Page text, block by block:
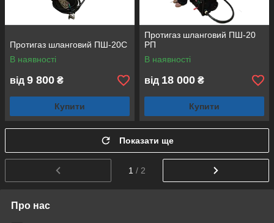
Протигаз шланговий ПШ-20С
В наявності
від 9 800 ₴
Купити
Протигаз шланговий ПШ-20
РП
В наявності
від 18 000 ₴
Купити
Показати ще
1 / 2
Про нас